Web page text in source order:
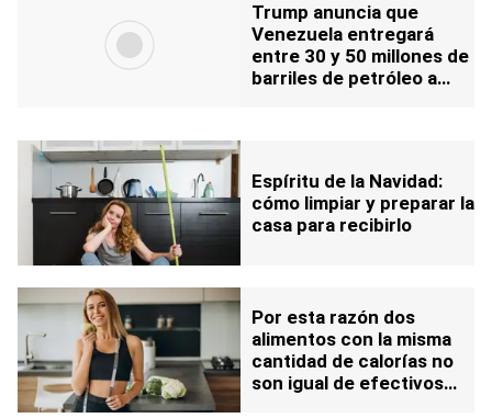
Trump anuncia que
Venezuela entregará
entre 30 y 50 millones de
barriles de petróleo a
Espíritu de la Navidad:
cómo limpiar y preparar la
casa para recibirlo
Por esta razón dos
alimentos con la misma
cantidad de calorías no
son igual de efectivos